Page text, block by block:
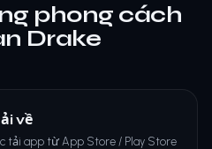
phong cách
Drake
về
tải app từ App Store / Play Store